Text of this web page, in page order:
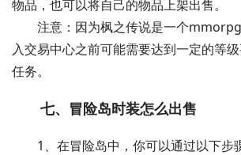
物品，也可以将自己的物品上架出售。
注意：因为枫之传说是一个
入交易中心之前可能需要达到一定的等
任务。
七、冒险岛时装怎么出售
1、在冒险岛中，你可以通过以下步